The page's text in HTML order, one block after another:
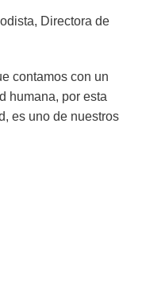
Directora de
contamos con un
humana, por esta
es uno de nuestros